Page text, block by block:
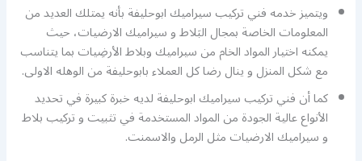
ويتميز خدمه فني تركيب سيراميك ابوحليفة بأنه يمتلك العديد من
المعلومات الخاصة بمجال البَلاط و سيراميك الارضيات، حيث
يمكنه اختيار المواد الخام من سيراميك وبلاط الأرضِيات بما يتناسب
مع شكل المنزل و ينال رضا كل العملاء بابوحليفة من الوهله الاولى.
كما أن فني تركيب سيراميك ابوحليفة لديه خبرة كبيرة في تحديد
الأنواع عالية الجودة من المواد المستخدمة في تثبيت و تركيب بلاط
و سيراميك الارضيات مثل الرمل والاسمنت.